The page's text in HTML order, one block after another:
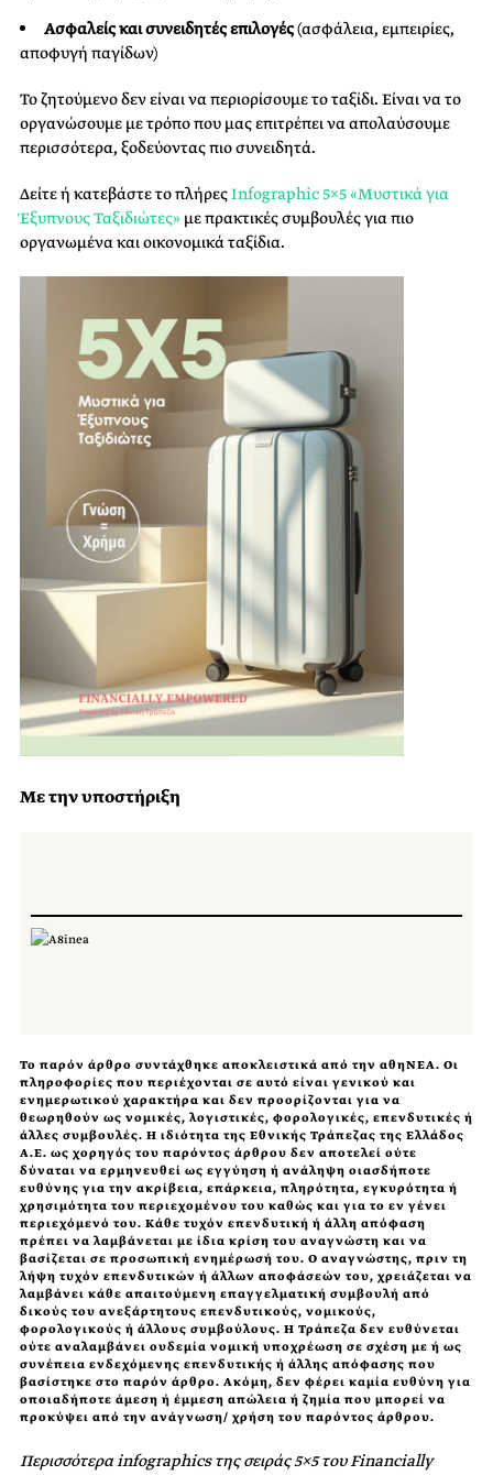
Ασφαλείς και συνειδητές επιλογές(ασφάλεια, εμπειρίες,
αποφυγή παγίδων)
Το ζητούμενο δεν είναι να περιορίσουμε το ταξίδι. Είναι να το
οργανώσουμε με τρόπο που μας επιτρέπει να απολαύσουμε
περισσότερα, ξοδεύοντας πιο συνειδητά.
Δείτε ή κατεβάστε το πλήρεςInfographic 5×5 «Μυστικά για
Έξυπνους Ταξιδιώτες» με πρακτικές συμβουλές για πιο
οργανωμένα και οικονομικά ταξίδια.
Με την υποστήριξη
Το παρόν άρθρο συντάχθηκε αποκλειστικά από την αθηΝΕΑ. Οι
πληροφορίες που περιέχονται σε αυτό είναι γενικού και
ενημερωτικού χαρακτήρα και δεν προορίζονται για να
θεωρηθούν ως νομικές, λογιστικές, φορολογικές, επενδυτικές ή
άλλες συμβουλές. Η ιδιότητα της Εθνικής Τράπεζας της Ελλάδος
Α.Ε. ως χορηγός του παρόντος άρθρου δεν αποτελεί ούτε
δύναται να ερμηνευθεί ως εγγύηση ή ανάληψη οιασδήποτε
ευθύνης για την ακρίβεια, επάρκεια, πληρότητα, εγκυρότητα ή
χρησιμότητα του περιεχομένου του καθώς και για το εν γένει
περιεχόμενό του. Κάθε τυχόν επενδυτική ή άλλη απόφαση
πρέπει να λαμβάνεται με ίδια κρίση του αναγνώστη και να
βασίζεται σε προσωπική ενημέρωσή του. Ο αναγνώστης, πριν τη
λήψη τυχόν επενδυτικών ή άλλων αποφάσεών του, χρειάζεται να
λαμβάνει κάθε απαιτούμενη επαγγελματική συμβουλή από
δικούς του ανεξάρτητους επενδυτικούς, νομικούς,
φορολογικούς ή άλλους συμβούλους. Η Τράπεζα δεν ευθύνεται
ούτε αναλαμβάνει ουδεμία νομική υποχρέωση σε σχέση με ή ως
συνέπεια ενδεχόμενης επενδυτικής ή άλλης απόφασης που
βασίστηκε στο παρόν άρθρο. Ακόμη, δεν φέρει καμία ευθύνη για
οποιαδήποτε άμεση ή έμμεση απώλεια ή ζημία που μπορεί να
προκύψει από την ανάγνωση/ χρήση του παρόντος άρθρου.
Περισσότερα infographics της σειράς 5×5 του Financially